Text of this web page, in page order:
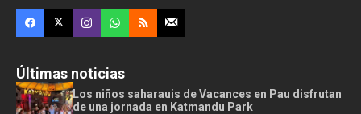
Últimas noticias
Los niños saharauis de Vacances en Pau disfrutan
de una jornada en Katmandu Park